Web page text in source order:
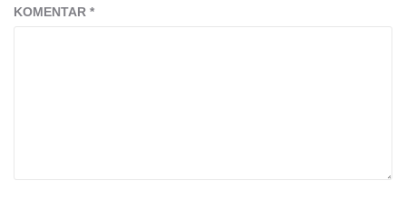
KOMENTAR *